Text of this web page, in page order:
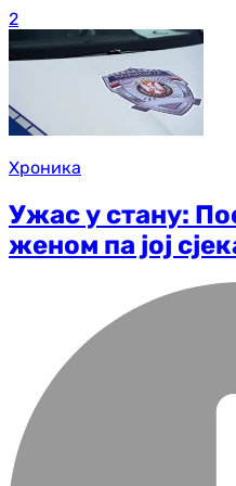
2
Хроника
Ужас у стану:
женом па јој